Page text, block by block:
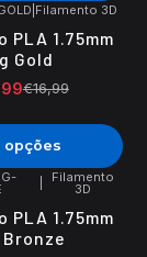
Filamento 3D
PLA 1.75mm
Gold
€16,99
opções
Filamento
3D
PLA 1.75mm
Bronze